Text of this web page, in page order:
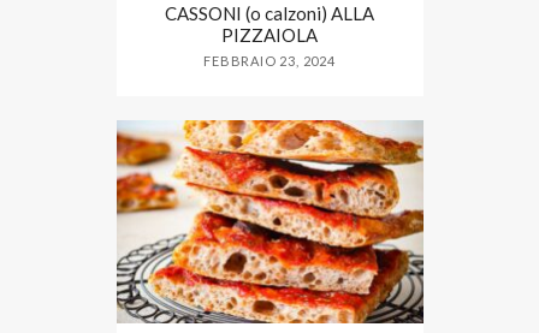
CASSONI (o calzoni) ALLA
PIZZAIOLA
FEBBRAIO 23, 2024